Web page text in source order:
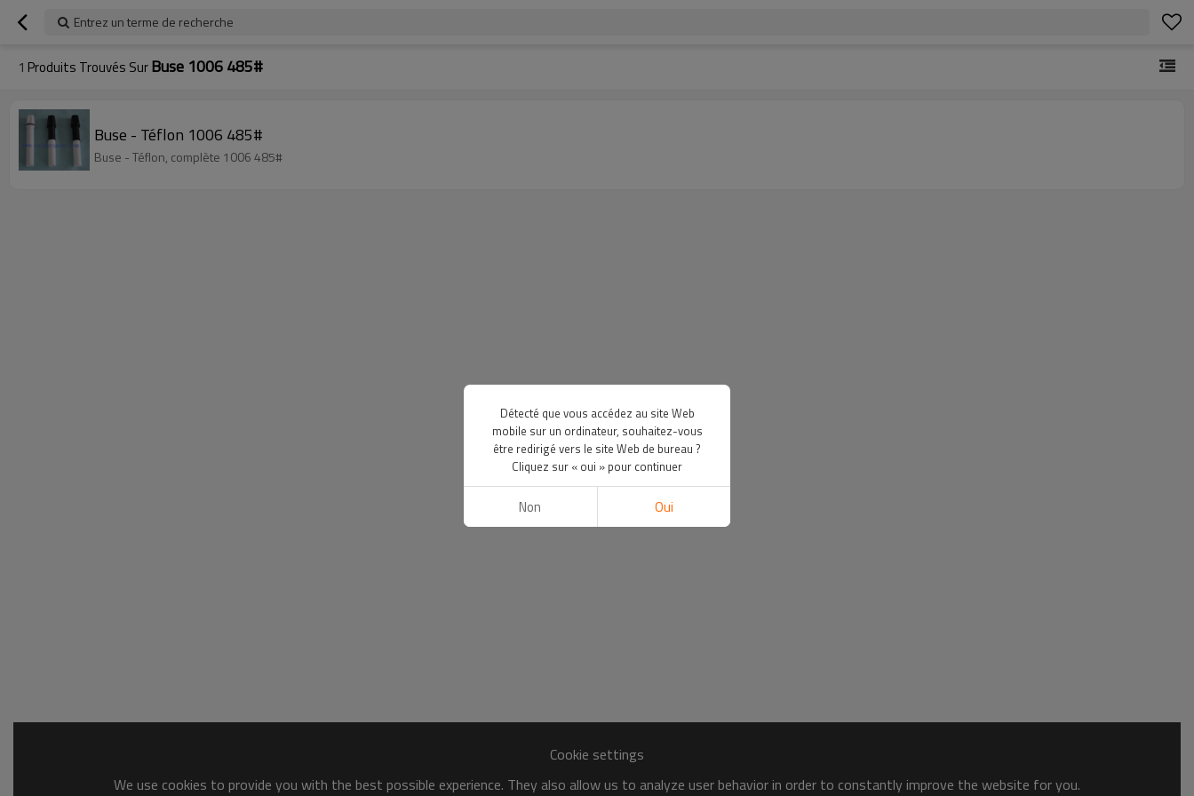
Entrez un terme de recherche
1 Produits Trouvés SurBuse 1006 485#
Buse - Téflon 1006 485#
Buse - Téflon, complète 1006 485#
Cookie settings
We use cookies to provide you with the best possible experience. They also allow us to analyze user behavior in order to constantly improve the website for you.
Détecté que vous accédez au site Web
mobile sur un ordinateur, souhaitez-vous
être redirigé vers le site Web de bureau ?
Cliquez sur « oui » pour continuer
Non Oui